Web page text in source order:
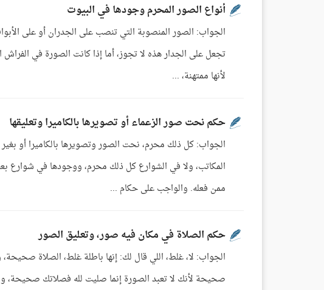
أنواع الصور المحرم وجودها في البيوت
الجواب: الصور المنصوبة التي تنصب على الجدران أو على
تجعل على الجدار هذه لا تجوز، أما إذا كانت الصورة في
لأنها ممتهنة، ...
حكم نحت صور الزعماء أو تصويرها بالكاميرا وتعليقها
الجواب: كل ذلك محرم، نحت الصور وتصويرها بالكاميرا أو
المكاتب، ولا في الشوارع كل ذلك محرم، ووجودها في
ممن فعله. والواجب على حكام ...
حكم الصلاة في مكان فيه صور، وتعليق الصور
الجواب: لا، غلط، اللي قال لك: إنها باطلة غلط، الصلاة
صحيحة لأنك لا تعبد الصورة إنما صليت لله فصلاتك